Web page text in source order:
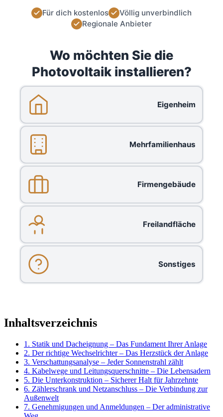
Für dich kostenlos
Völlig unverbindlich
Regionale Anbieter
Wo möchten Sie die
Photovoltaik installieren?
Eigenheim
Mehrfamilienhaus
Firmengebäude
Freilandfläche
Sonstiges
Inhaltsverzeichnis
1. Statik und Dacheignung – Das Fundament Ihrer Anlage
2. Der richtige Wechselrichter – Das Herzstück der Anlage
3. Verschattungsanalyse – Jeder Sonnenstrahl zählt
4. Kabelwege und Leitungsquerschnitte – Die Lebensadern
5. Die Unterkonstruktion – Sicherer Halt für Jahrzehnte
6. Zählerschrank und Netzanschluss – Die Verbindung zur
Außenwelt
7. Genehmigungen und Anmeldungen – Der administrative